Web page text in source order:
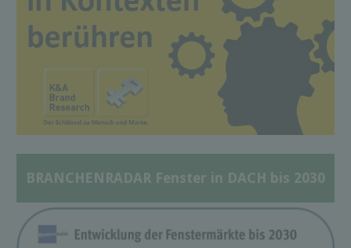
BRANCHENRADAR Fenster in DACH bis 2030